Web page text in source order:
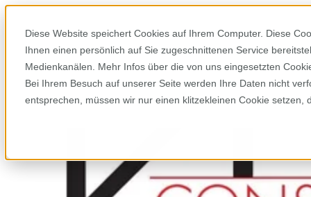
Diese Website speichert Cookies auf Ihrem Computer. Diese
Ihnen einen persönlich auf Sie zugeschnittenen Service
Medienkanälen. Mehr Infos über die von uns eingesetzten
Bei Ihrem Besuch auf unserer Seite werden Ihre Daten nicht
entsprechen, müssen wir nur einen klitzekleinen Cookie